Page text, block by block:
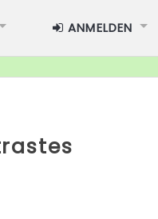
ANMELDEN